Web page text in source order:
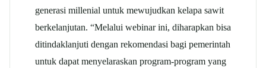
generasi millenial untuk mewujudkan kelapa sawit
berkelanjutan. “Melalui webinar ini, diharapkan bisa
ditindaklanjuti dengan rekomendasi bagi pemerintah
untuk dapat menyelaraskan program-program yang